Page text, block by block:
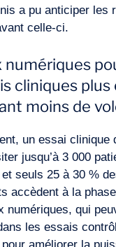
a pu anticiper les
celle-ci.
numériques
cliniques
moins de
un essai clinique
jusqu’à 3 000
seuls 25 à 30 %
accèdent à la
numériques, qui
les essais